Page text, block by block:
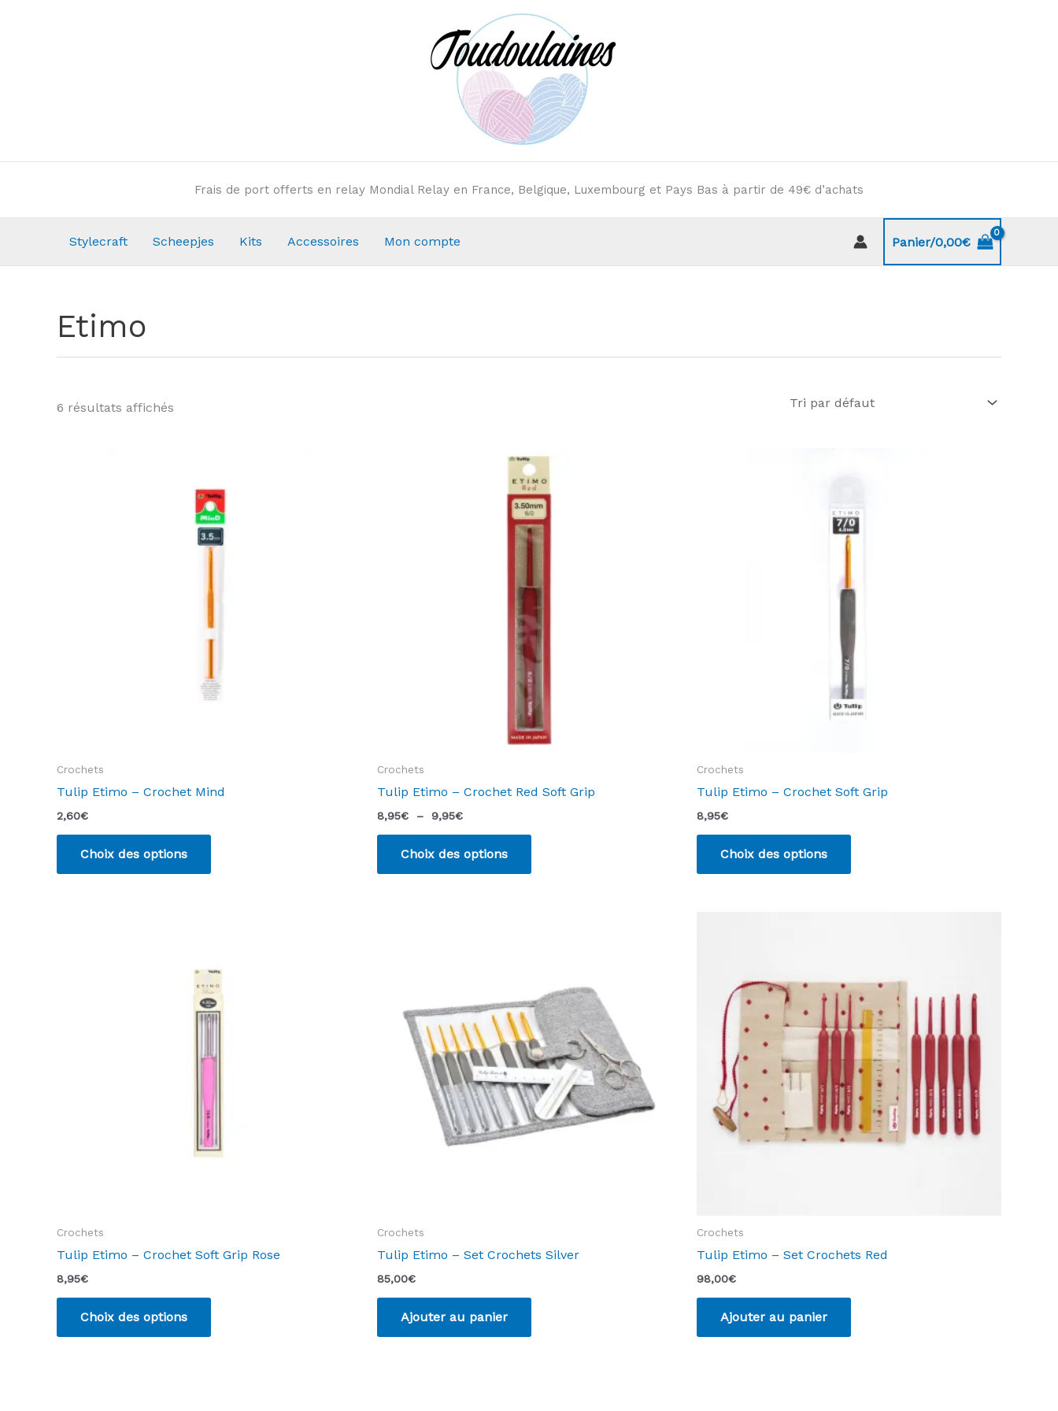
Frais de port offerts en relay Mondial Relay en France, Belgique, Luxembourg et Pays Bas à partir de 49€ d’achats
Stylecraft Scheepjes Kits Accessoires Mon compte Panier/0,00€
Etimo
6 résultats affichés
Crochets
Tulip Etimo – Crochet Mind
2,60€
Choix des options
Ce
a
peuvent
être
choisies
la
du
Crochets
Tulip Etimo – Crochet Red Soft Grip
8,95€ – 9,95€Plage
8,95€
à
Choix des options
Ce
a
être
choisies
sur
la
page
du
produit
Crochets
Tulip Etimo – Crochet Soft Grip
8,95€
Choix des options
Ce
a
peuvent
être
choisies
la
page
du
produit
Crochets
Tulip Etimo – Crochet Soft Grip Rose
8,95€
Choix des options
Ce
a
Crochets
Tulip Etimo – Set Crochets Silver
85,00€
Ajouter au panier
Crochets
Tulip Etimo – Set Crochets Red
98,00€
Ajouter au panier